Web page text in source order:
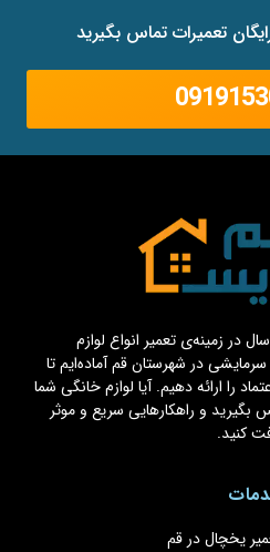
تعمیرات تماس بگیرید
با تخصص و تجربه‌ی بیش از ۱۰ سال در زمینه‌ی تعمیر انواع لوازم
در شهرستان قم آماده‌ایم تا
را ارائه دهیم. آیا لوازم خانگی شما
بگیرید و راهکارهایی سریع و موثر
کنید.
یخچال در قم